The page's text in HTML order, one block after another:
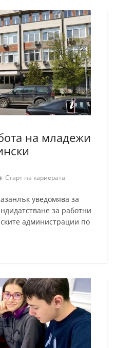
на младежи
Старт на кариерата
уведомява за
за работни
администрации по